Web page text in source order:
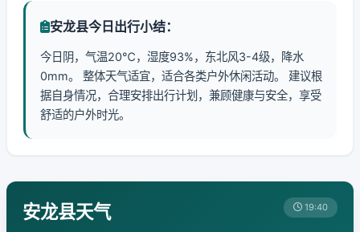
安龙县今日出行小结：
今日阴，气温20℃，湿度93%，东北风3-4级，降水
0mm。 整体天气适宜，适合各类户外休闲活动。 建议根
据自身情况，合理安排出行计划，兼顾健康与安全，享受
舒适的户外时光。
安龙县天气 19:40